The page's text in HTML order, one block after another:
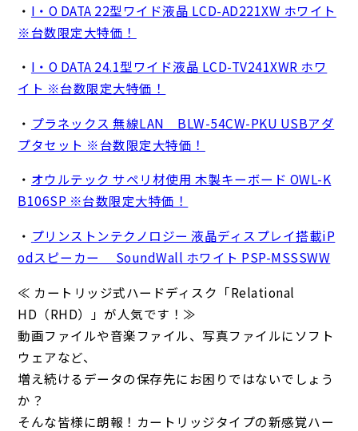
・ I・O DATA 22型ワイド液晶 LCD-AD221XW ホワイト
※台数限定大特価！
・ I・O DATA 24.1型ワイド液晶 LCD-TV241XWR ホワ
イト ※台数限定大特価！
・ プラネックス 無線LAN BLW-54CW-PKU USBアダ
プタセット ※台数限定大特価！
・ オウルテック サペリ材使用 木製キーボード OWL-K
B106SP ※台数限定大特価！
・ プリンストンテクノロジー 液晶ディスプレイ搭載iP
odスピーカー SoundWall ホワイト PSP-MSSSWW
≪ カートリッジ式ハードディスク「Relational
HD（RHD）」が人気です！≫
動画ファイルや音楽ファイル、写真ファイルにソフト
ウェアなど、
増え続けるデータの保存先にお困りではないでしょう
か？
そんな皆様に朗報！カートリッジタイプの新感覚ハー